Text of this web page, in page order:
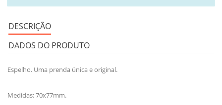
DESCRIÇÃO
DADOS DO PRODUTO
Espelho. Uma prenda única e original.
Medidas: 70x77mm.